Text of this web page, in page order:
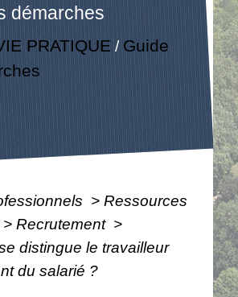
démarches
PRATIQUE / Guide
> Ressources
> Recrutement >
distingue le travailleur
du salarié ?